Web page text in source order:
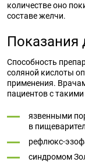
количестве оно
составе желчи.
Показания
Способность
соляной кислоты
применения.
пациентов с
язвенными
в
рефлюкс-
синдромом